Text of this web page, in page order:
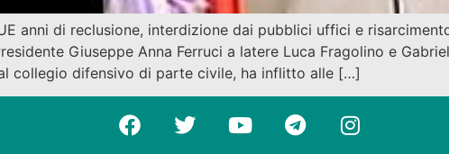
anni di reclusione, interdizione dai pubblici uffici e
Giuseppe Anna Ferruci a latere Luca Fragolino e
collegio difensivo di parte civile, ha inflitto alle […]